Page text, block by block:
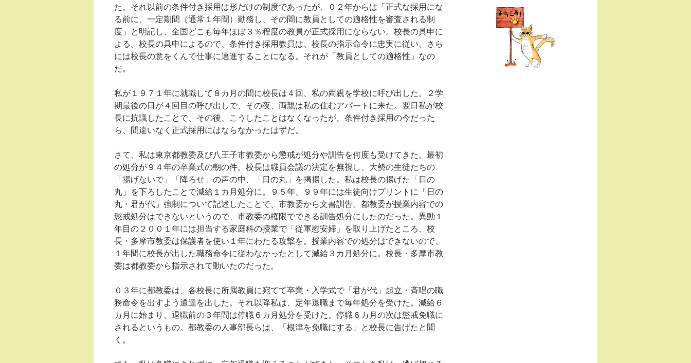
た。それ以前の条件付き採用は形だけの制度であったが、０２年からは「正式な採用にな
る前に、一定期間（通常１年間）勤務し、その間に教員としての適格性を審査される制
度」と明記し、全国どこも毎年ほぼ３％程度の教員が正式採用にならない。校長の具申に
よる。校長の具申によるので、条件付き採用教員は、校長の指示命令に忠実に従い、さら
には校長の意をくんで仕事に邁進することになる。それが「教員としての適格性」なの
だ。
私が１９７１年に就職して８カ月の間に校長は４回、私の両親を学校に呼び出した。２学
期最後の日が４回目の呼び出しで、その夜、両親は私の住むアパートに来た。翌日私が校
長に抗議したことで、その後、こうしたことはなくなったが、条件付き採用の今だった
ら、間違いなく正式採用にはならなかったはずだ。
さて、私は東京都教委及び八王子市教委から懲戒が処分や訓告を何度も受けてきた。最初
の処分が９４年の卒業式の朝の件。校長は職員会議の決定を無視し、大勢の生徒たちの
「揚げないで」「降ろせ」の声の中、「日の丸」を掲揚した。私は校長の揚げた「日の
丸」を下ろしたことで減給１カ月処分に。９５年、９９年には生徒向けプリントに「日の
丸・君が代」強制について記述したことで、市教委から文書訓告。都教委が授業内容での
懲戒処分はできないというので、市教委の権限でできる訓告処分にしたのだった。異動１
年目の２００１年には担当する家庭科の授業で「従軍慰安婦」を取り上げたところ、校
長・多摩市教委は保護者を使い１年にわたる攻撃を。授業内容での処分はできないので、
１年間に校長が出した職務命令に従わなかったとして減給３カ月処分に。校長・多摩市教
委は都教委から指示されて動いたのだった。
０３年に都教委は、各校長に所属教員に宛てて卒業・入学式で「君が代」起立・斉唱の職
務命令を出すよう通達を出した。それ以降私は、定年退職まで毎年処分を受けた。減給６
カ月に始まり、退職前の３年間は停職６カ月処分を受けた。停職６カ月の次は懲戒免職に
されるというもの。都教委の人事部長らは、「根津を免職にする」と校長に告げたと聞
く。